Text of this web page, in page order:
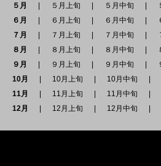
５月
５月上旬 ５月中旬
６月
６月上旬 ６月中旬
７月
７月上旬 ７月中旬
８月
８月上旬 ８月中旬
９月
９月上旬 ９月中旬
10月
10月上旬 10月中旬
11月
11月上旬 11月中旬
12月
12月上旬 12月中旬